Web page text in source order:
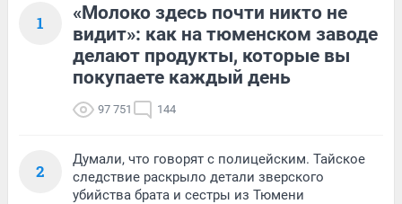
1
«Молоко здесь почти никто не
видит»: как на тюменском заводе
делают продукты, которые вы
покупаете каждый день
97 751 144
2
Думали, что говорят с полицейским. Тайское
следствие раскрыло детали зверского
убийства брата и сестры из Тюмени